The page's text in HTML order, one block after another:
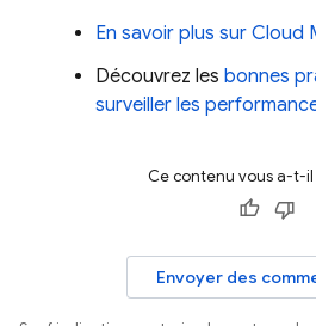
En savoir plus sur Cloud
Découvrez les bonnes
surveiller les
Ce contenu vous a-t-il
Envoyer des